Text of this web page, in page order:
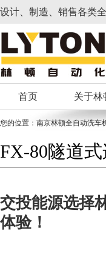
设计、制造、销售各类
首页 关于林
您的位置： 南京林顿全自动洗车
FX-80隧道
交投能源选择
体验！